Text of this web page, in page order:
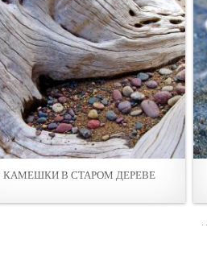
КАМЕШКИ В СТАРОМ ДЕРЕВЕ